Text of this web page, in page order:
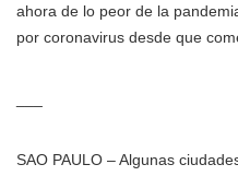
ahora de lo peor de la
por coronavirus desde que
SAO PAULO – Algunas